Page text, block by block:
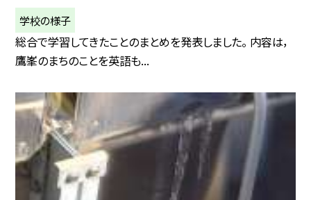
学校の様子
総合で学習してきたことのまとめを発表しました。 内容は，
鷹峯のまちのことを英語も...